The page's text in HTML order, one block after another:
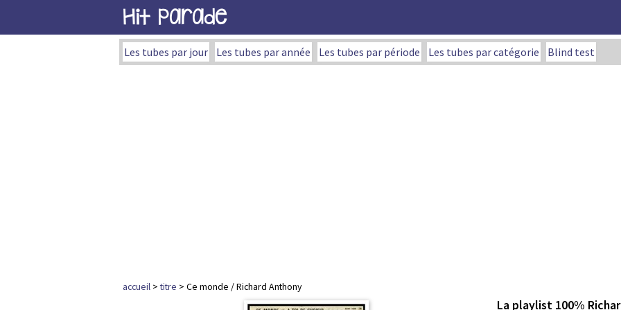
Hit Parade
Les tubes par jour Les tubes par année Les tubes par période Les tubes par catégorie Blind test
accueil >titre > Ce monde / Richard Anthony
La playlist 100%